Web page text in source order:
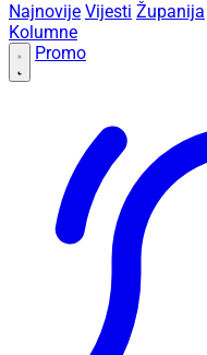
Najnovije Vijesti Županija
Kolumne
Promo